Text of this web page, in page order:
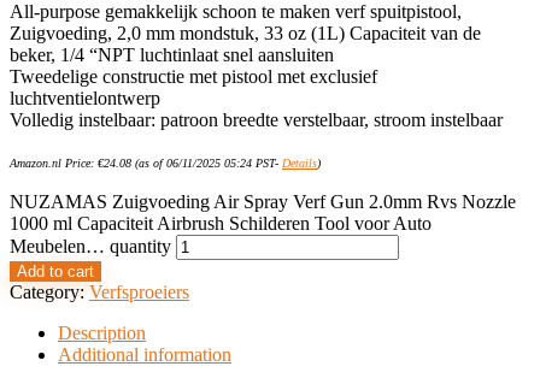
All-purpose gemakkelijk schoon te maken verf spuitpistool,
Zuigvoeding, 2,0 mm mondstuk, 33 oz (1L) Capaciteit van de
beker, 1/4 “NPT luchtinlaat snel aansluiten
Tweedelige constructie met pistool met exclusief
luchtventielontwerp
Volledig instelbaar: patroon breedte verstelbaar, stroom instelbaar
Amazon.nl Price: €24.08 (as of 06/11/2025 05:24 PST- Details)
NUZAMAS Zuigvoeding Air Spray Verf Gun 2.0mm Rvs Nozzle
1000 ml Capaciteit Airbrush Schilderen Tool voor Auto
Meubelen… quantity
Add to cart
Category: Verfsproeiers
Description
Additional information